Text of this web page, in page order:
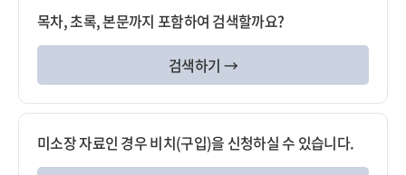
목차, 초록, 본문까지 포함하여 검색할까요?
검색하기 →
미소장 자료인 경우 비치(구입)을 신청하실 수 있습니다.